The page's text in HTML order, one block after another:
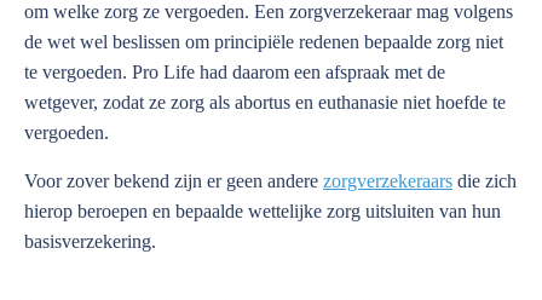
om welke zorg ze vergoeden. Een zorgverzekeraar mag volgens
de wet wel beslissen om principiële redenen bepaalde zorg niet
te vergoeden. Pro Life had daarom een afspraak met de
wetgever, zodat ze zorg als abortus en euthanasie niet hoefde te
vergoeden.
Voor zover bekend zijn er geen andere zorgverzekeraars die zich
hierop beroepen en bepaalde wettelijke zorg uitsluiten van hun
basisverzekering.